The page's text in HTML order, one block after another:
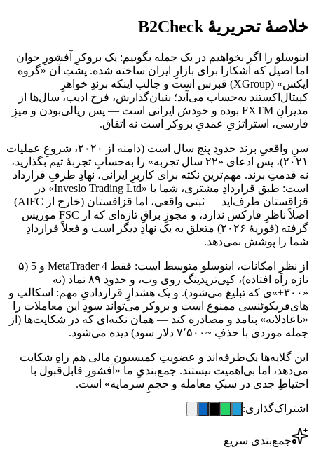
خلاصهٔ تحریریهٔ B2Check
اینوسلو را اگر بخواهیم در یک جمله بگوییم: یک بروکرِ آفشورِ جوان
اما اصیل که آشکارا برای بازارِ ایران ساخته شده. پشتِ آن «گروه
ایکس» (XGroup) قبرس است و جالب اینکه برندِ خواهرِ
کپیتال‌اکستند به‌حساب می‌آید؛ بنیان‌گذارش، فرخ ادیب، سال‌ها از
مدیرانِ FXTM بوده و خودش ایرانی است — پس ریالی‌بودن و میزِ
فارسی، استراتژیِ عمدیِ بروکر است نه اتفاق.
سنِ واقعیِ برند حدودِ پنج سال است (دامنه از ۲۰۲۰، شروعِ عملیات
۲۰۲۱)، پس ادعای «۲۲ سال تجربه» را به‌حسابِ تجربهٔ تیم بگذارید،
نه قدمتِ برند. مهم‌ترین نکته برای کاربرِ ایرانی، نهادِ طرفِ قرارداد
است: طبق قراردادِ مشتری، شما با «Inveslo Trading Ltd» در
قزاقستان طرف‌اید — ثبتی واقعی، اما قزاقستان (خارج از AIFC)
اصلاً ناظرِ فارکس ندارد، و مجوزِ براقِ تازه‌ای که از FSC موریس
گرفته (فوریهٔ ۲۰۲۶) متعلق به یک نهادِ دیگر است و فعلاً قراردادِ
شما را پوشش نمی‌دهد.
از نظرِ امکانات، اینوسلو متوسط است: فقط MetaTrader 4 و 5 (۵
تازه راه افتاده)، کپی‌تریدینگ روی وب، و حدودِ ۸۹ نماد (نه
«۳۰۰+»ی که تبلیغ می‌شود). و یک هشدارِ قراردادیِ مهم: اسکالپ و
های‌فریکوئنسی ممنوع است و بروکر می‌تواند سودِ این معاملات را
«ناعادلانه» بنامد و مصادره کند — همان نکته‌ای که در شکایت‌ها (از
جمله موردی با حذفِ ~۷٬۵۰۰ دلار سود) دیده می‌شود.
این گلایه‌ها یک‌طرفه‌اند و عضویتِ کمیسیون مالی هم راهِ شکایت
می‌دهد، اما بی‌اهمیت نیستند. جمع‌بندیِ ما «آفشورِ قابل‌قبول با
احتیاطِ جدی در سبکِ معامله و حجمِ سرمایه» است.
اشتراک‌گذاری:
جمع‌بندی سریع